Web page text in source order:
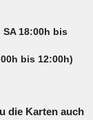
SA 18:00h bis
bis 12:00h)
die Karten auch